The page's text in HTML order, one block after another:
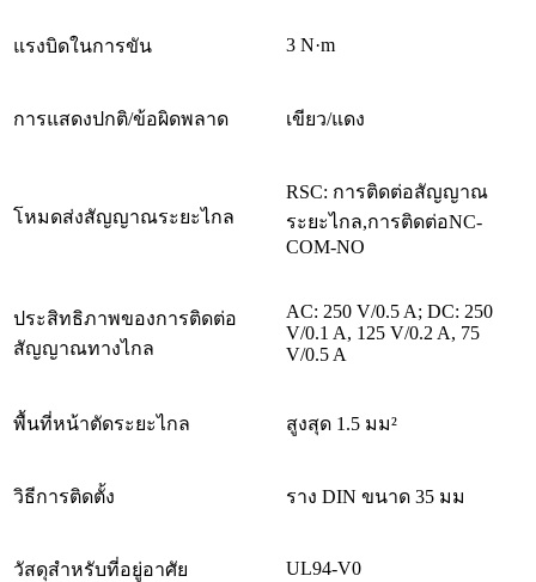
แรงบิดในการขัน 3 N·m
การแสดงปกติ/ข้อผิดพลาด เขียว/แดง
โหมดส่งสัญญาณระยะไกล
RSC: การติดต่อสัญญาณ
ระยะไกล,การติดต่อNC-
COM-NO
ประสิทธิภาพของการติดต่อ
สัญญาณทางไกล
AC: 250 V/0.5 A; DC: 250
V/0.1 A, 125 V/0.2 A, 75
V/0.5 A
พื้นที่หน้าตัดระยะไกล สูงสุด 1.5 มม²
วิธีการติดตั้ง ราง DIN ขนาด 35 มม
วัสดุสำหรับที่อยู่อาศัย UL94-V0